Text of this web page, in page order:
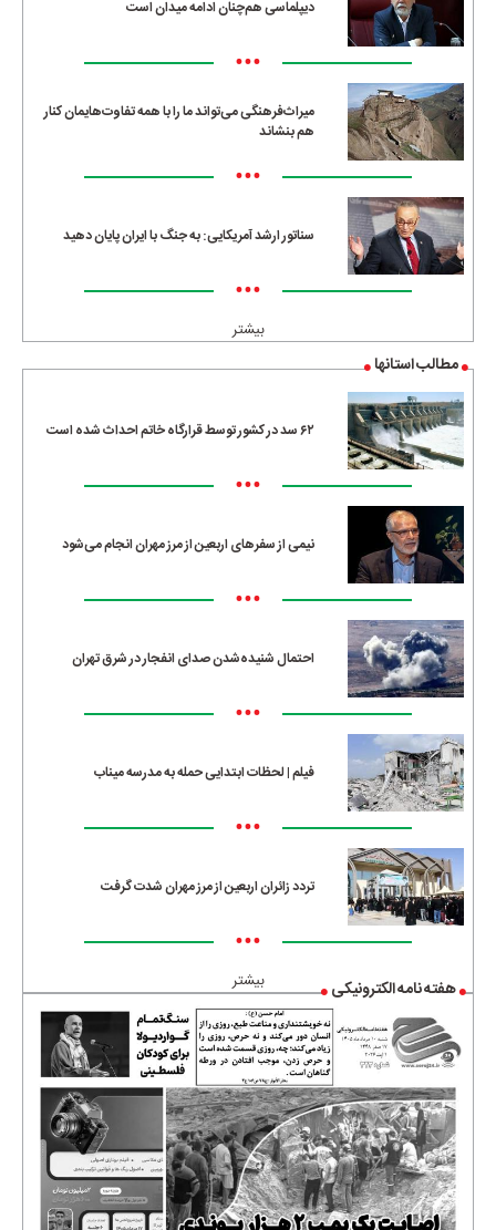
دیپلماسی هم‌چنان ادامه میدان است
•••
میراث‌فرهنگی می‌تواند ما را با همه تفاوت‌هایمان کنار
هم بنشاند
•••
سناتور ارشد آمریکایی: به جنگ با ایران پایان دهید
•••
بیشتر
مطالب استانها
۶۲ سد در کشور توسط قرارگاه خاتم احداث شده است
•••
نیمی از سفرهای اربعین از مرز مهران انجام می‌شود
•••
احتمال شنیده‌شدن صدای انفجار در شرق تهران
•••
فیلم | لحظات ابتدایی حمله به مدرسه میناب
•••
تردد زائران اربعین از مرز مهران شدت گرفت
•••
بیشتر هفته نامه الکترونیکی